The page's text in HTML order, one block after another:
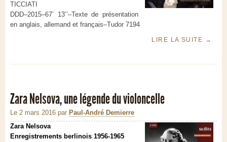
TICCIATI
DDD–2015–67’ 13’’–Texte de présentation
en anglais, allemand et français–Tudor 7194
LIRE LA SUITE →
Zara Nelsova, une légende du violoncelle
Le 2 mars 2016 par Paul-André Demierre
Zara Nelsova
Enregistrements berlinois 1956-1965